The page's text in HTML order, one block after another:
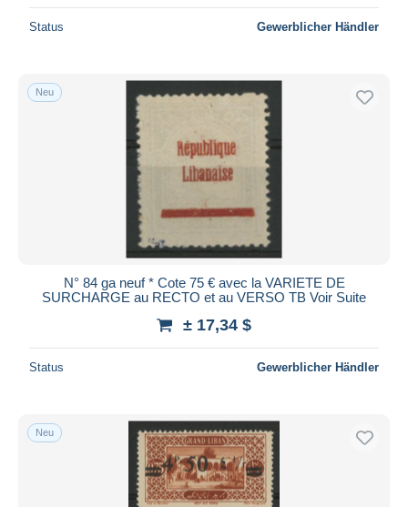
Status Gewerblicher Händler
Neu
N° 84 ga neuf * Cote 75 € avec la VARIETE DE
SURCHARGE au RECTO et au VERSO TB Voir Suite
± 17,34 $
Status Gewerblicher Händler
Neu